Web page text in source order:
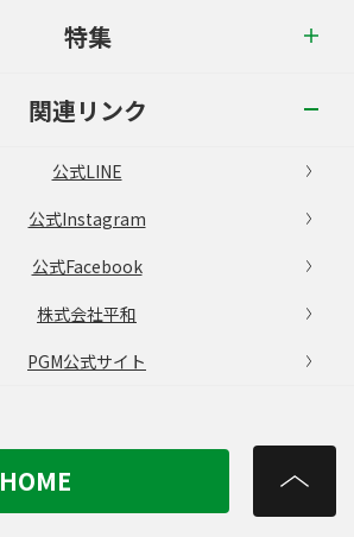
特集
関連リンク
公式LINE
公式Instagram
公式Facebook
株式会社平和
PGM公式サイト
HOME